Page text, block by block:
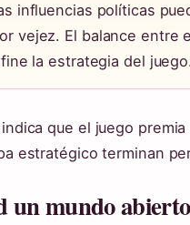
influencias políticas
vejez. El balance entre
la estrategia del
que el juego
estratégico terminan
un mundo